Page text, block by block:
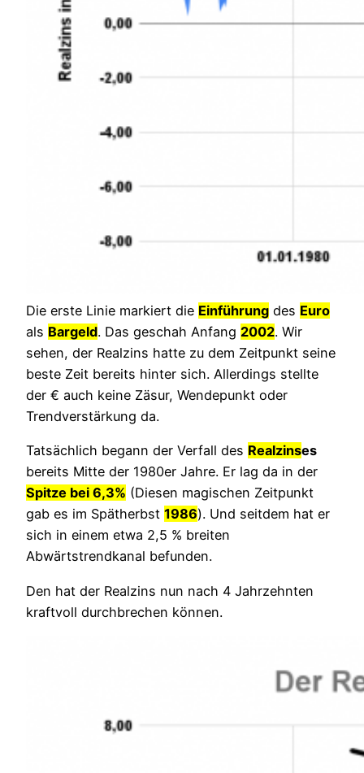
Die erste Linie markiert die Einführung des Euro
als Bargeld. Das geschah Anfang 2002. Wir
sehen, der Realzins hatte zu dem Zeitpunkt seine
beste Zeit bereits hinter sich. Allerdings stellte
der € auch keine Zäsur, Wendepunkt oder
Trendverstärkung da.
Tatsächlich begann der Verfall des Realzinses
bereits Mitte der 1980er Jahre. Er lag da in der
Spitze bei 6,3% (Diesen magischen Zeitpunkt
gab es im Spätherbst 1986). Und seitdem hat er
sich in einem etwa 2,5 % breiten
Abwärtstrendkanal befunden.
Den hat der Realzins nun nach 4 Jahrzehnten
kraftvoll durchbrechen können.